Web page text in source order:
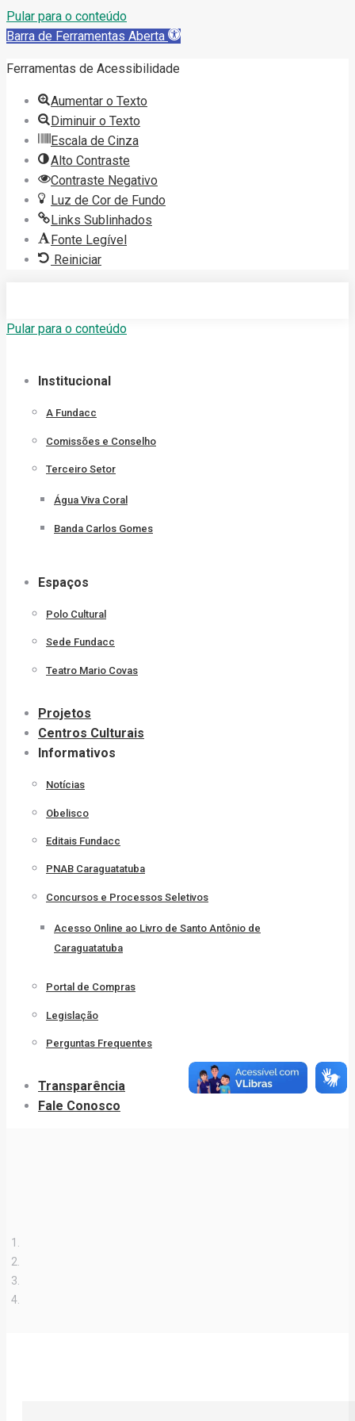
Pular para o conteúdo
Barra de Ferramentas Aberta
Ferramentas de Acessibilidade
Aumentar o Texto
Diminuir o Texto
Escala de Cinza
Alto Contraste
Contraste Negativo
Luz de Cor de Fundo
Links Sublinhados
Fonte Legível
Reiniciar
Pular para o conteúdo
Institucional
A Fundacc
Comissões e Conselho
Terceiro Setor
Água Viva Coral
Banda Carlos Gomes
Espaços
Polo Cultural
Sede Fundacc
Teatro Mario Covas
Projetos
Centros Culturais
Informativos
Notícias
Obelisco
Editais Fundacc
PNAB Caraguatatuba
Concursos e Processos Seletivos
Acesso Online ao Livro de Santo Antônio de
Caraguatatuba
Portal de Compras
Legislação
Perguntas Frequentes
Transparência
Fale Conosco